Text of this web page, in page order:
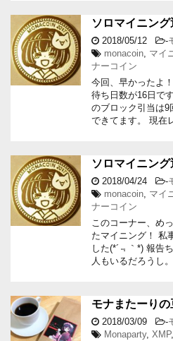
ソロマイニン
2018/05/12 -
monacoin, マイ
ナーコイン
今回、早かったよ
待ち日数が16日
のブロック引当は9
できてます。 現在
ソロマイニン
2018/04/24 -
monacoin, マイ
ナーコイン
このコーナー、め
たマイニング！ 私
した(*´﹃｀*) 報告
人もいるだろうし
モナまたーりの
2018/03/09 -
Monaparty, XMP,